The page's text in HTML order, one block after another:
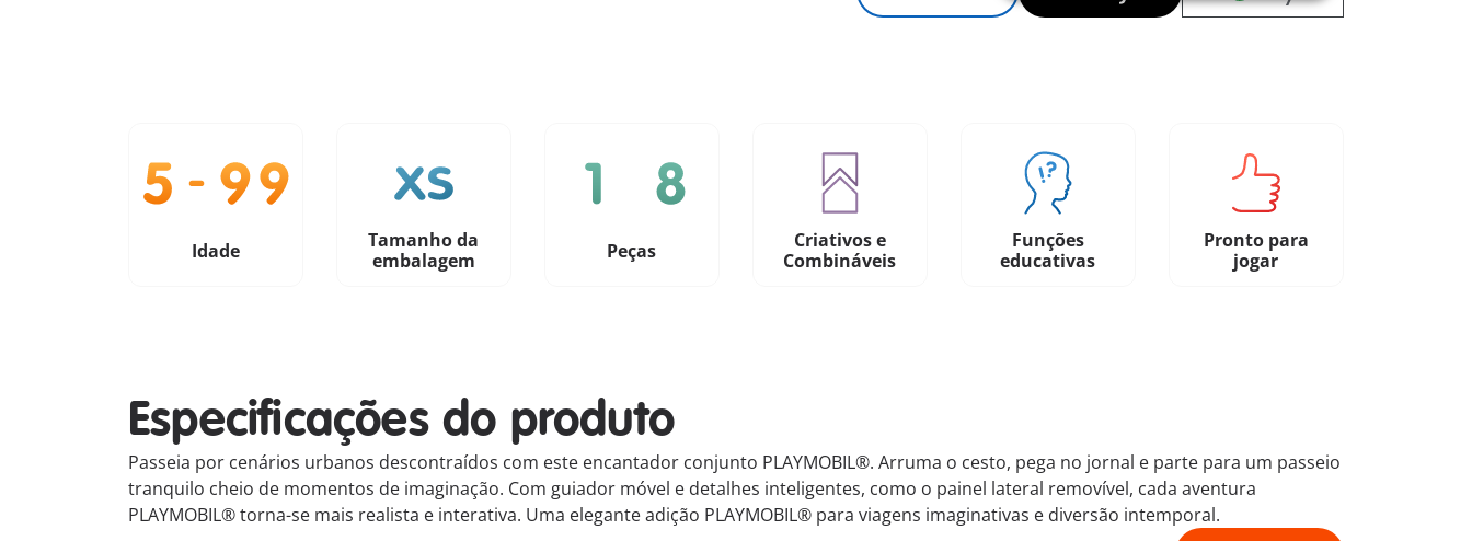
Idade
Tamanho da
embalagem
Peças
Criativos e
Combináveis
Funções
educativas
Pronto para
jogar
Especificações do produto
Passeia por cenários urbanos descontraídos com este encantador conjunto PLAYMOBIL®. Arruma o cesto, pega no jornal e parte para um passeio
tranquilo cheio de momentos de imaginação. Com guiador móvel e detalhes inteligentes, como o painel lateral removível, cada aventura
PLAYMOBIL® torna-se mais realista e interativa. Uma elegante adição PLAYMOBIL® para viagens imaginativas e diversão intemporal.